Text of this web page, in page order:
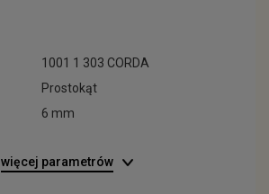
1001 1 303 CORDA
Prostokąt
6 mm
więcej parametrów